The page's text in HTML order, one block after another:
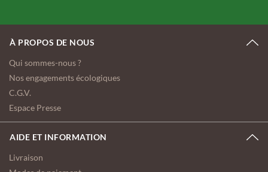
À PROPOS DE NOUS
Qui sommes-nous ?
Nos engagements écologiques
C.G.V.
Espace Presse
AIDE ET INFORMATION
Livraison